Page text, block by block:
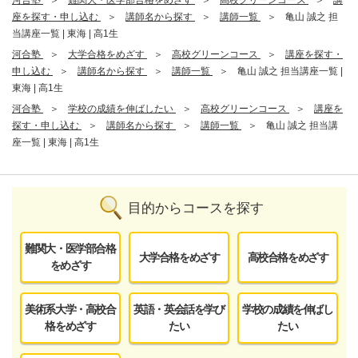
座を探す・申し込む
講師名から探す 講師一覧
亀山 誠之 担
当講座一覧 | 東海 | 高1生
河合塾
大学合格をめざす 高校グリーンコース
講座を探す・
申し込む
講師名から探す 講師一覧
亀山 誠之 担当講座一覧 |
東海 | 高1生
河合塾
学校の成績を伸ばしたい 高校グリーンコース
講座を
探す・申し込む
講師名から探す 講師一覧
亀山 誠之 担当講
座一覧 | 東海 | 高1生
目的からコースを探す
難関大・医学部合格
をめざす
大学合格をめざす 高校合格をめざす
美術系大学・高校合
格をめざす
英語・英会話を学び
たい
学校の成績を伸ばし
たい